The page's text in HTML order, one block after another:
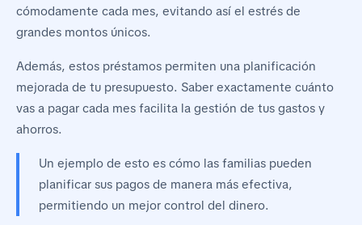
cómodamente cada mes, evitando así el estrés de
grandes montos únicos.
Además, estos préstamos permiten una planificación
mejorada de tu presupuesto. Saber exactamente cuánto
vas a pagar cada mes facilita la gestión de tus gastos y
ahorros.
Un ejemplo de esto es cómo las familias pueden
planificar sus pagos de manera más efectiva,
permitiendo un mejor control del dinero.